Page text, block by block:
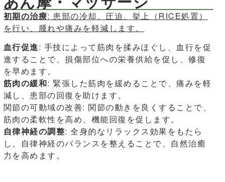
初期の治療: 患部の冷却、圧迫、挙上（RICE処置）
を行い、腫れや痛みを軽減します。
血行促進: 手技によって筋肉を揉みほぐし、血行を促
進することで、損傷部位への栄養供給を促し、修復
を早めます。
筋肉の緩和: 緊張した筋肉を緩めることで、痛みを軽
減し、患部の回復を助けます。
関節の可動域の改善: 関節の動きを良くすることで、
筋肉の柔軟性を高め、機能回復を促します。
自律神経の調整: 全身的なリラックス効果をもたら
し、自律神経のバランスを整えることで、自然治癒
力を高めます。